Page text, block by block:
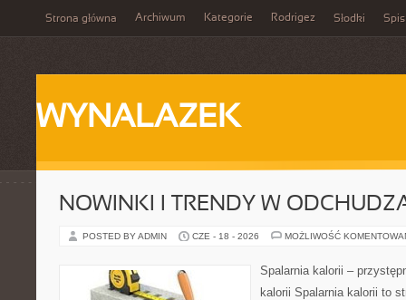
Strona główna Archiwum Kategorie Rodrigez Słodki Spis
WYNALAZEK
NOWINKI I TRENDY W
POSTED BY ADMIN CZE - 18 - 2026 MOŻLIWOŚĆ
Spalarnia kalorii –
kalorii Spalarnia kalorii to